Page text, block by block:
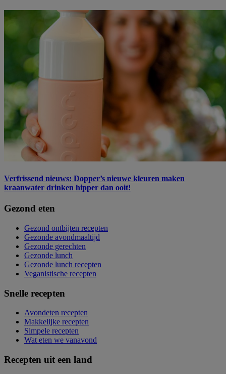
Verfrissend nieuws: Dopper’s nieuwe kleuren maken
kraanwater drinken hipper dan ooit!
Gezond eten
Gezond ontbijten recepten
Gezonde avondmaaltijd
Gezonde gerechten
Gezonde lunch
Gezonde lunch recepten
Veganistische recepten
Snelle recepten
Avondeten recepten
Makkelijke recepten
Simpele recepten
Wat eten we vanavond
Recepten uit een land